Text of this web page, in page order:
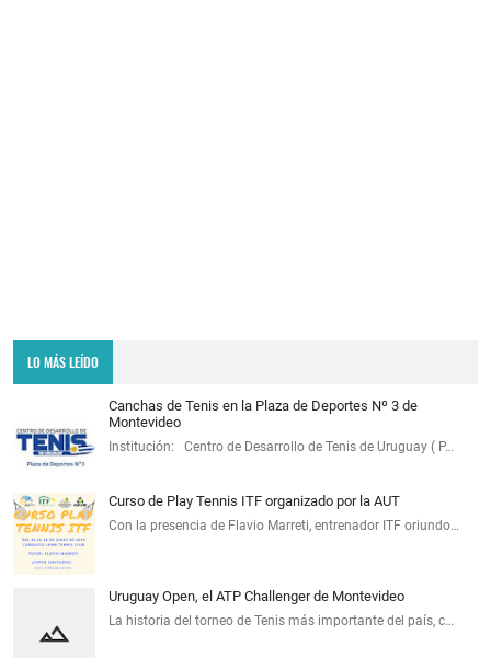
LO MÁS LEÍDO
Canchas de Tenis en la Plaza de Deportes Nº 3 de
Montevideo
Institución: Centro de Desarrollo de Tenis de Uruguay ( P…
Curso de Play Tennis ITF organizado por la AUT
Con la presencia de Flavio Marreti, entrenador ITF oriundo…
Uruguay Open, el ATP Challenger de Montevideo
La historia del torneo de Tenis más importante del país, c…